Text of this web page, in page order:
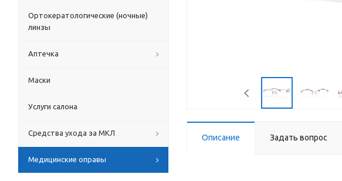
Описание Задать вопрос
Ортокератологические (ночные)
линзы
Аптечка
Маски
Услуги салона
Средства ухода за МКЛ
Медицинские оправы